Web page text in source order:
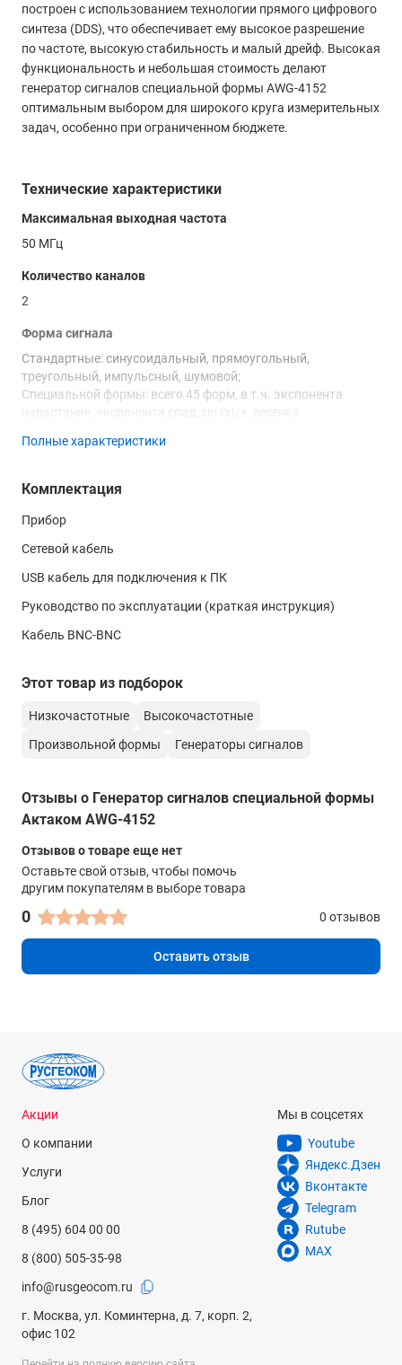
построен с использованием технологии прямого цифрового
синтеза (DDS), что обеспечивает ему высокое разрешение
по частоте, высокую стабильность и малый дрейф. Высокая
функциональность и небольшая стоимость делают
генератор сигналов специальной формы AWG-4152
оптимальным выбором для широкого круга измерительных
задач, особенно при ограниченном бюджете.
Технические характеристики
Максимальная выходная частота
50 МГц
Количество каналов
2
Форма сигнала
Стандартные: синусоидальный, прямоугольный,
треугольный, импульсный, шумовой;
Специальной формы: всего 45 форм, в т.ч. экспонента
нарастание, экспонента спад, sin (x)/x, лесенка
Диапазон
синусоидальный сигнал
прямоугольный сигнал
1 мкГц ~ 25 МГц
1 мкГц ~ 10 МГц
1 мкГц ~ 1 МГц
белый шум (Гаусс)
полоса 25 МГц (-3дБ)
1 мкГц ~ 10 МГц
Точность установки (18°C ~ 28°C)
10 нс
Синусоидальный сигнал
Неравномерность АЧХ
(амплитуда 1 Вп-п (4 дБм) относительно 1 кГц)
±0.2 дБ (1 мкГц~10 МГц)
±0.3 дБ (10 МГц~25 МГц)
Общие гармонические искажения (10 Гц ~ 20 кГц, 1 Вп-п)
Фазовый шум (1 МГц, 1 Вп-п)
Прямоугольный сигнал
Время нарастания / спада
< 12 нс (1 кГц, 1 Вп-п)
Выброс
< 5 % (1 кГц, 1 Вп-п)
Коэф. заполнения
Полные характеристики
Комплектация
Прибор
Сетевой кабель
USB кабель для подключения к ПК
Руководство по эксплуатации (краткая инструкция)
Кабель BNC-BNC
Этот товар из подборок
Низкочастотные
Высокочастотные
Произвольной формы
Генераторы сигналов
Отзывы о Генератор сигналов специальной формы
Актаком AWG-4152
Отзывов о товаре еще нет
Оставьте свой отзыв, чтобы помочь
другим покупателям в выборе товара
0 0 отзывов
Оставить отзыв
Акции
О компании
Услуги
Блог
8 (495) 604 00 00
8 (800) 505-35-98
info@rusgeocom.ru
г. Москва, ул. Коминтерна, д. 7, корп. 2,
офис 102
Мы в соцсетях
Youtube
Яндекс.Дзен
Вконтакте
Telegram
Rutube
MAX